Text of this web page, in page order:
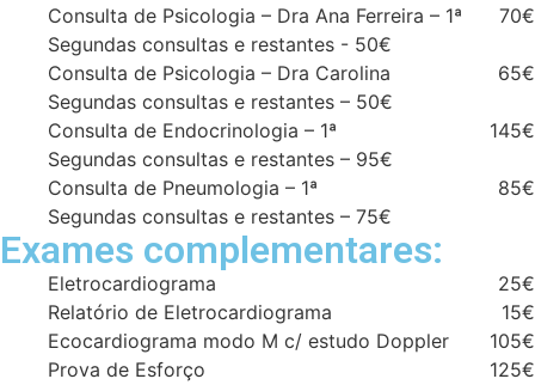
Consulta de Psicologia – Dra Ana Ferreira – 1ª
70€
Segundas consultas e restantes - 50€
Consulta de Psicologia – Dra Carolina
65€
Segundas consultas e restantes – 50€
Consulta de Endocrinologia – 1ª
145€
Segundas consultas e restantes – 95€
Consulta de Pneumologia – 1ª
85€
Segundas consultas e restantes – 75€
Exames complementares:
Eletrocardiograma
25€
Relatório de Eletrocardiograma
15€
Ecocardiograma modo M c/ estudo Doppler
105€
Prova de Esforço
125€